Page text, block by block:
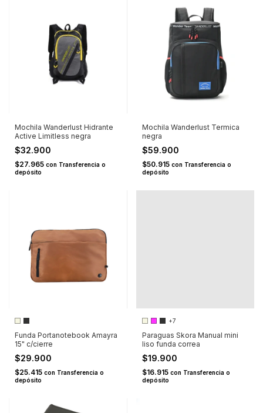
Mochila Wanderlust Hidrante
Active Limitless negra
$32.900
$27.965 con Transferencia o
depósito
Mochila Wanderlust Termica
negra
$59.900
$50.915 con Transferencia o
depósito
Funda Portanotebook Amayra
15" c/cierre
$29.900
$25.415 con Transferencia o
depósito
+7
Paraguas Skora Manual mini
liso funda correa
$19.900
$16.915 con Transferencia o
depósito